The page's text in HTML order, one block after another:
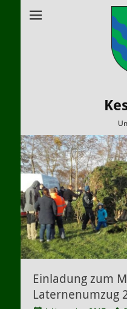
Einladung zum
Laternenumzug